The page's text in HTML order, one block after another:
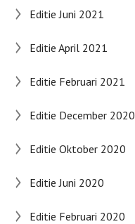
Editie Juni 2021
Editie April 2021
Editie Februari 2021
Editie December 2020
Editie Oktober 2020
Editie Juni 2020
Editie Februari 2020